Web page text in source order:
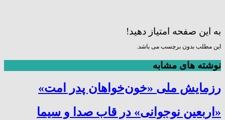
به این صفحه امتیاز دهید!
این مطلب بدون برچسب می باشد.
نوشته های مشابه
رزمایش ملی «خون‌خواهان پدر امت»
«اربعین نوجوانی» در قاب صدا و سیما